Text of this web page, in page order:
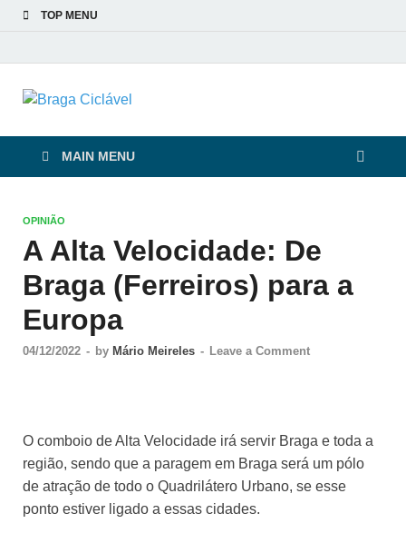
TOP MENU
Braga Ciclável
MAIN MENU
OPINIÃO
A Alta Velocidade: De
Braga (Ferreiros) para a
Europa
04/12/2022 - by Mário Meireles - Leave a Comment
O comboio de Alta Velocidade irá servir Braga e toda a
região, sendo que a paragem em Braga será um pólo
de atração de todo o Quadrilátero Urbano, se esse
ponto estiver ligado a essas cidades.